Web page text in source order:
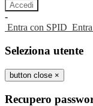
-
Entra con SPID
Seleziona utente
button close ×
Recupero